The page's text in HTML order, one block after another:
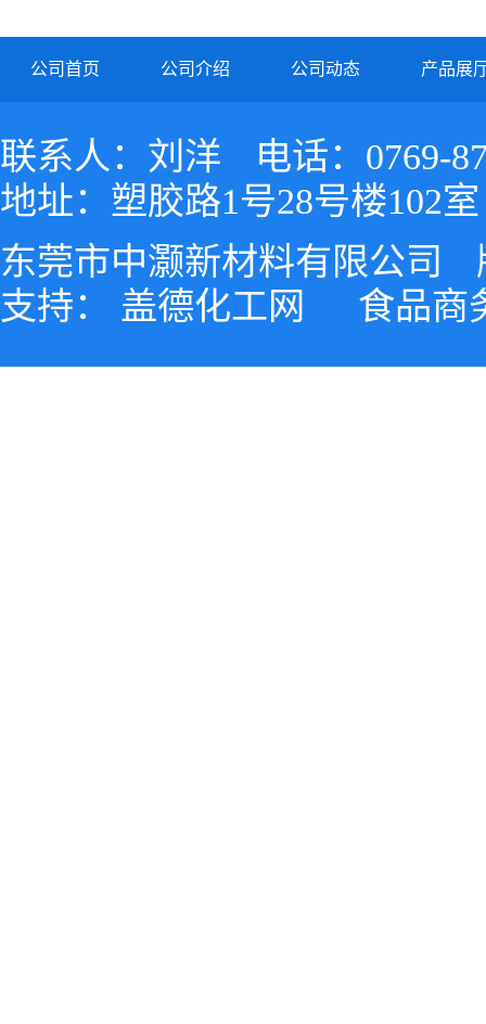
公司首页 公司介绍 公司动态 产品展
联系人：刘洋
电话：0769-
地址：塑胶路1号28号楼102室
东莞市中灏新材料有限公司
支持： 盖德化工网 食品商